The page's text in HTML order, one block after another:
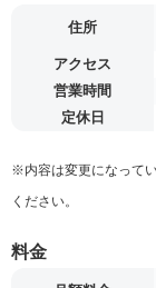
住所
アクセス
営業時間
定休日
※内容は変更になって
ください。
料金